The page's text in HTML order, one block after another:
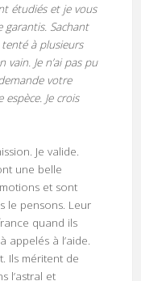
étudiés et je vous
garantis. Sachant
tenté à plusieurs
Je n’ai pas pu
votre
Je crois
Je valide.
une belle
et sont
le pensons. Leur
quand ils
appelés à l’aide.
Ils méritent de
l’astral et